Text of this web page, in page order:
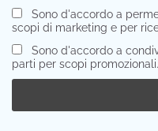
Sono d'accordo a
scopi di marketing e per
Sono d'accordo a
parti per scopi promozionali.